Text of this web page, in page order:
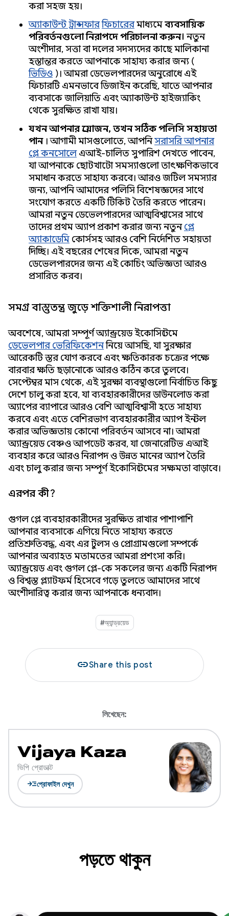
করা সহজ হয়।
অ্যাকাউন্ট ট্রান্সফারফিচারেরমাধ্যমেব্যবসায়িক
পরিবর্তনগুলো নিরাপদে পরিচালনা করুন। নতুন
অংশীদার, সত্তা বা দলের সদস্যদের কাছে মালিকানা
হস্তান্তর করতে আপনাকে সাহায্য করার জন্য (
ভিডিও )। আমরা ডেভেলপারদের অনুরোধে এই
ফিচারটি এমনভাবে ডিজাইন করেছি, যাতে আপনার
ব্যবসাকে জালিয়াতি এবং অ্যাকাউন্ট হাইজ্যাকিং
থেকে সুরক্ষিত রাখা যায়।
যখন আপনার প্রয়োজন, তখন সঠিক পলিসি সহায়তা
পান। আগামী মাসগুলোতে, আপনিসরাসরি আপনার
প্লে কনসোলেএআই-চালিত সুপারিশ দেখতে পাবেন,
যা আপনাকে ছোটখাটো সমস্যাগুলো তাৎক্ষণিকভাবে
সমাধান করতে সাহায্য করবে। আরও জটিল সমস্যার
জন্য, আপনি আমাদের পলিসি বিশেষজ্ঞদের সাথে
সংযোগ করতে একটি টিকিট তৈরি করতে পারেন।
আমরা নতুন ডেভেলপারদের আত্মবিশ্বাসের সাথে
তাদের প্রথম অ্যাপ প্রকাশ করার জন্য নতুনপ্লে
অ্যাকাডেমি কোর্সসহ আরও বেশি নির্দেশিত সহায়তা
দিচ্ছি। এই বছরের শেষের দিকে, আমরা নতুন
ডেভেলপারদের জন্য এই কোচিং অভিজ্ঞতা আরও
প্রসারিত করব।
সমগ্র বাস্তুতন্ত্র জুড়ে শক্তিশালী নিরাপত্তা
অবশেষে, আমরা সম্পূর্ণ অ্যান্ড্রয়েড ইকোসিস্টেমে
ডেভেলপার ভেরিফিকেশননিয়ে আসছি, যা সুরক্ষার
আরেকটি স্তর যোগ করবে এবং ক্ষতিকারক চক্রের পক্ষে
বারবার ক্ষতি ছড়ানোকে আরও কঠিন করে তুলবে।
সেপ্টেম্বর মাস থেকে, এই সুরক্ষা ব্যবস্থাগুলো নির্বাচিত কিছু
দেশে চালু করা হবে, যা ব্যবহারকারীদের ডাউনলোড করা
অ্যাপের ব্যাপারে আরও বেশি আত্মবিশ্বাসী হতে সাহায্য
করবে এবং এতে বেশিরভাগ ব্যবহারকারীর অ্যাপ ইনস্টল
করার অভিজ্ঞতায় কোনো পরিবর্তন আসবে না। আমরা
অ্যান্ড্রয়েড বেঞ্চও আপডেট করব, যা জেনারেটিভ এআই
ব্যবহার করে আরও নিরাপদ ও উন্নত মানের অ্যাপ তৈরি
এবং চালু করার জন্য সম্পূর্ণ ইকোসিস্টেমের সক্ষমতা বাড়াবে।
এরপর কী?
গুগল প্লে ব্যবহারকারীদের সুরক্ষিত রাখার পাশাপাশি
আপনার ব্যবসাকে এগিয়ে নিতে সাহায্য করতে
প্রতিশ্রুতিবদ্ধ, এবং এর টুলস ও প্রোগ্রামগুলো সম্পর্কে
আপনার অব্যাহত মতামতের আমরা প্রশংসা করি।
অ্যান্ড্রয়েড এবং গুগল প্লে-কে সকলের জন্য একটি নিরাপদ
ও বিশ্বস্ত প্ল্যাটফর্ম হিসেবে গড়ে তুলতে আমাদের সাথে
অংশীদারিত্ব করার জন্য আপনাকে ধন্যবাদ।
#অ্যান্ড্রয়েড
linkShare this post
লিখেছেন:
Vijaya Kaza
ভিপি প্রোডাক্ট
read_moreপ্রোফাইল দেখুন
পড়তে থাকুন